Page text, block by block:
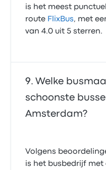
is het meest
route FlixBus, met
van 4.0 uit 5 sterren.
Welke
schoonste
Amsterdam?
Volgens
is het busbedrijf met